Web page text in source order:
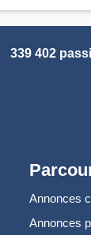
339 402
Annonces
Annonces